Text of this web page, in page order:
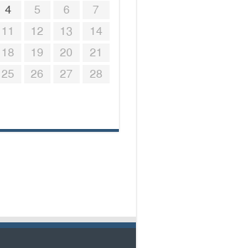
4 5 6
7
11 12 13
14
18 19 20
21
25 26 27
28